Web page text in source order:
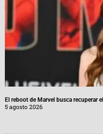
El reboot de Marvel busca recuperar
5 agosto 2026